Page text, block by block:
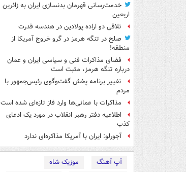
خدمت‌رسانی قهرمان بدنسازی ایران به زائرین
اربعین
تلاقی دو اراده پولادین در هندسه قدرت
صلح در تنگه هرمز در گرو خروج آمریکا از
منطقه!
فضای مذاکرات فنی و سیاسی ایران و عمان
درباره تنگه هرمز، مثبت است
تغییر برنامه پخش گفت‌وگوی رئیس‌جمهور با
مردم
مذاکرات با عمانی‌ها وارد فاز تازه‌ای شده است
اطلاعیه دفتر رهبر انقلاب در مورد یک ادعای
کذب
آجورلو: ایران با آمریکا مذاکره‌ای ندارد
آپ آهنگ
موزیک شاه